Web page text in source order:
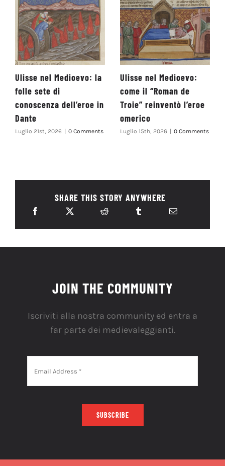
Ulisse nel Medioevo: la
folle sete di
conoscenza dell’eroe in
Dante
Luglio 21st, 2026 | 0 Comments
Ulisse nel Medioevo:
come il “Roman de
Troie” reinventò l’eroe
omerico
Luglio 15th, 2026 | 0 Comments
SHARE THIS STORY ANYWHERE
JOIN THE COMMUNITY
Iscriviti alla nostra community ed entra a
far parte dei medievaleggianti.
SUBSCRIBE